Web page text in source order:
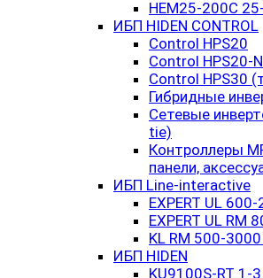
HEM25-200C
ИБП HIDEN CONTROL
Control HPS20
Control HPS20-
Control HPS30
Гибридные
Сетевые
tie)
Контроллеры
панели,
ИБП Line-interactive
EXPERT UL
EXPERT UL RM
KL RM 500-
ИБП HIDEN
KU9100S-RT 1-